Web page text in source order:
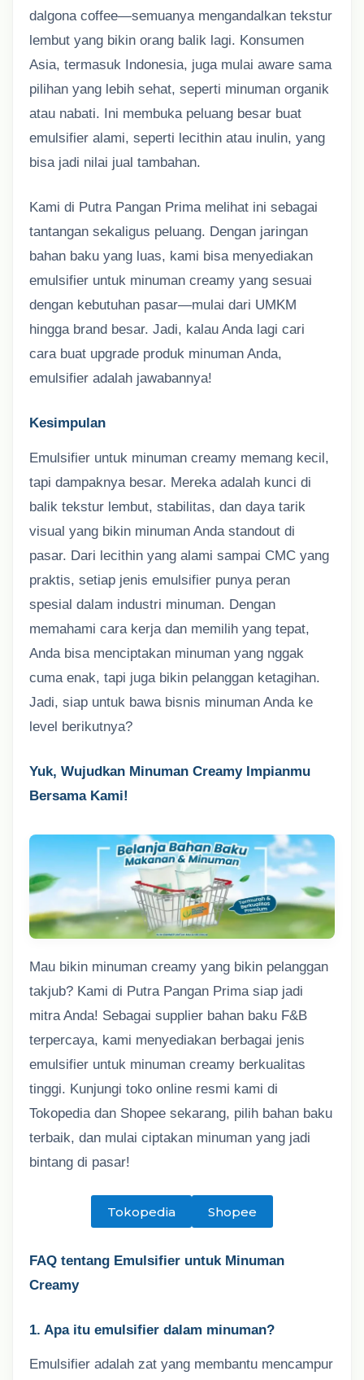
dalgona coffee—semuanya mengandalkan tekstur
lembut yang bikin orang balik lagi. Konsumen
Asia, termasuk Indonesia, juga mulai aware sama
pilihan yang lebih sehat, seperti minuman organik
atau nabati. Ini membuka peluang besar buat
emulsifier alami, seperti lecithin atau inulin, yang
bisa jadi nilai jual tambahan.
Kami di Putra Pangan Prima melihat ini sebagai
tantangan sekaligus peluang. Dengan jaringan
bahan baku yang luas, kami bisa menyediakan
emulsifier untuk minuman creamy yang sesuai
dengan kebutuhan pasar—mulai dari UMKM
hingga brand besar. Jadi, kalau Anda lagi cari
cara buat upgrade produk minuman Anda,
emulsifier adalah jawabannya!
Kesimpulan
Emulsifier untuk minuman creamy memang kecil,
tapi dampaknya besar. Mereka adalah kunci di
balik tekstur lembut, stabilitas, dan daya tarik
visual yang bikin minuman Anda standout di
pasar. Dari lecithin yang alami sampai CMC yang
praktis, setiap jenis emulsifier punya peran
spesial dalam industri minuman. Dengan
memahami cara kerja dan memilih yang tepat,
Anda bisa menciptakan minuman yang nggak
cuma enak, tapi juga bikin pelanggan ketagihan.
Jadi, siap untuk bawa bisnis minuman Anda ke
level berikutnya?
Yuk, Wujudkan Minuman Creamy Impianmu
Bersama Kami!
Mau bikin minuman creamy yang bikin pelanggan
takjub? Kami di Putra Pangan Prima siap jadi
mitra Anda! Sebagai supplier bahan baku F&B
terpercaya, kami menyediakan berbagai jenis
emulsifier untuk minuman creamy berkualitas
tinggi. Kunjungi toko online resmi kami di
Tokopedia dan Shopee sekarang, pilih bahan baku
terbaik, dan mulai ciptakan minuman yang jadi
bintang di pasar!
Tokopedia Shopee
FAQ tentang Emulsifier untuk Minuman
Creamy
1. Apa itu emulsifier dalam minuman?
Emulsifier adalah zat yang membantu mencampur